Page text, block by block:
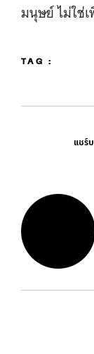
มนุษย์ ไม่ใช่
TAG :
แชร์